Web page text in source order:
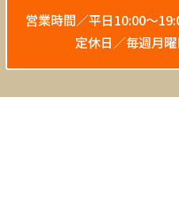
営業時間／平日10:00〜
定休日／毎週月